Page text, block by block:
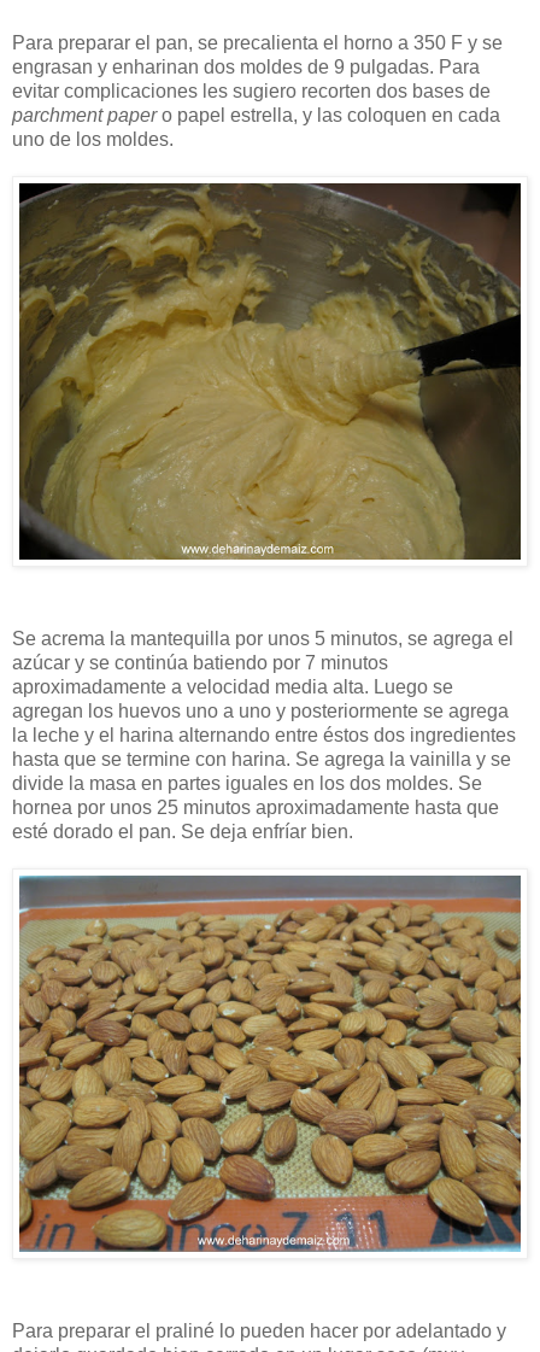
Para preparar el pan, se precalienta el horno a 350 F y se
engrasan y enharinan dos moldes de 9 pulgadas. Para
evitar complicaciones les sugiero recorten dos bases de
parchment papero papel estrella, y las coloquen en cada
uno de los moldes.
Se acrema la mantequilla por unos 5 minutos, se agrega el
azúcar y se continúa batiendo por 7 minutos
aproximadamente a velocidad media alta. Luego se
agregan los huevos uno a uno y posteriormente se agrega
la leche y el harina alternando entre éstos dos ingredientes
hasta que se termine con harina. Se agrega la vainilla y se
divide la masa en partes iguales en los dos moldes. Se
hornea por unos 25 minutos aproximadamente hasta que
esté dorado el pan. Se deja enfríar bien.
Para preparar el praliné lo pueden hacer por adelantado y